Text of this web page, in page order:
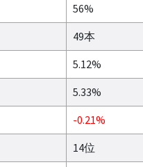
56%
49本
5.12%
5.33%
-0.21%
14位